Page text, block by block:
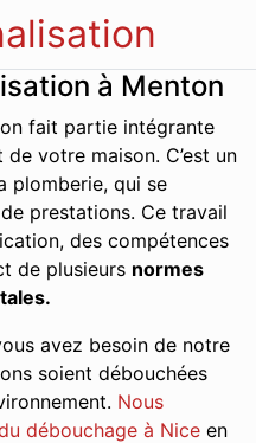
à Menton
fait partie intégrante
de votre maison. C’est un
plomberie, qui se
prestations. Ce travail
des compétences
de plusieurs normes
avez besoin de notre
soient débouchées
Nous
débouchage à Nice en